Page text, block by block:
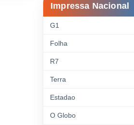
Impressa Nacional
G1
Folha
R7
Terra
Estadao
O Globo